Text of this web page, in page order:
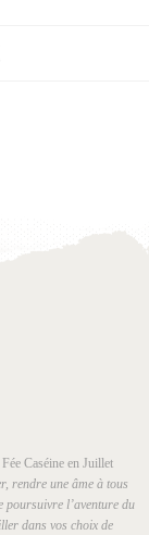
Caséine en Juillet
rendre une âme à tous
poursuivre l’aventure du
dans vos choix de